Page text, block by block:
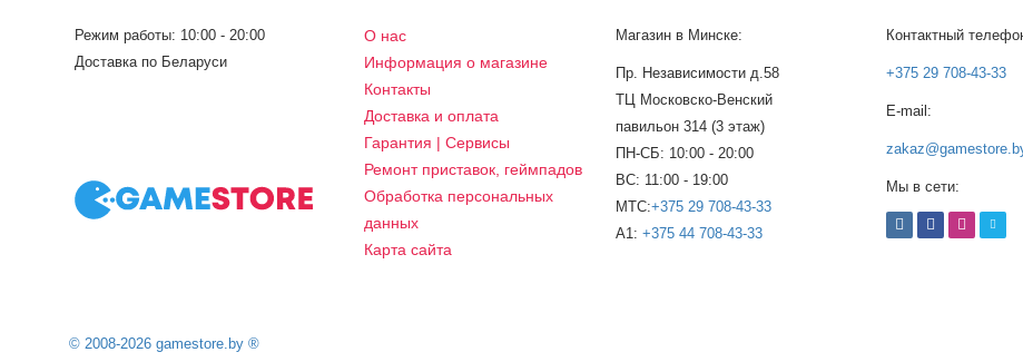
Режим работы: 10:00 - 20:00
Доставка по Беларуси
© 2008-2026 gamestore.by ®
О нас
Информация о магазине
Контакты
Доставка и оплата
Гарантия | Сервисы
Ремонт приставок, геймпадов
Обработка персональных
данных
Карта сайта
Магазин в Минске:
Пр. Независимости д.58
ТЦ Московско-Венский
павильон 314 (3 этаж)
ПН-СБ: 10:00 - 20:00
ВС: 11:00 - 19:00
МТС:+375 29 708-43-33
A1:+375 44 708-43-33
Контактный
+375 29 708-43-33
E-mail:
Мы в сети: